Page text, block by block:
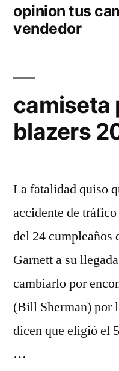
opinion tus
vendedor
camiseta
blazers
La fatalidad quiso
accidente de
del 24 cumpleaños
Garnett a su
cambiarlo por
(Bill Sherman) por
dicen que eligió el
…